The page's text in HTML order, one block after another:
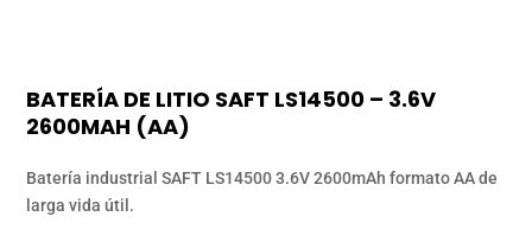
BATERÍA DE LITIO SAFT LS14500 – 3.6V
2600MAH (AA)
Batería industrial SAFT LS14500 3.6V 2600mAh formato AA de
larga vida útil.